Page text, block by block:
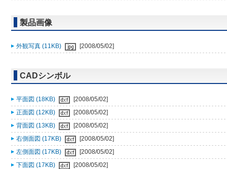
製品画像
外観写真 (11KB) [2008/05/02]
CADシンボル
平面図 (18KB)
[2008/05/02]
正面図 (12KB)
[2008/05/02]
背面図 (13KB)
[2008/05/02]
右側面図 (17KB)
[2008/05/02]
左側面図 (17KB)
[2008/05/02]
下面図 (17KB)
[2008/05/02]